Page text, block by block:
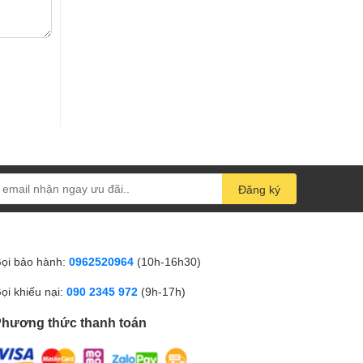
Đăng ký
bảo hành: 0962520964 (10h-16h30)
khiếu nại: 090 2345 972 (9h-17h)
thức thanh toán